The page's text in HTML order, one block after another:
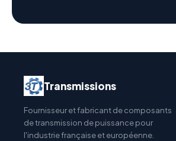
Transmissions
Fournisseur et fabricant de composants
de transmission de puissance pour
l'industrie française et européenne.